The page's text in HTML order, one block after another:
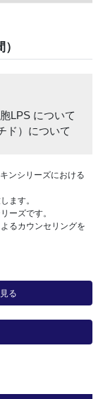
LPS について
ド）について
ンシリーズにおける
ます。
ーズです。
るカウンセリングを
る